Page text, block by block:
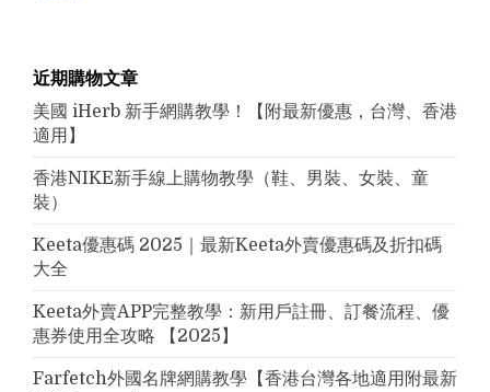
近期購物文章
美國 iHerb 新手網購教學！【附最新優惠，台灣、香港
適用】
香港NIKE新手線上購物教學（鞋、男裝、女裝、童
裝）
Keeta優惠碼 2025｜最新Keeta外賣優惠碼及折扣碼
大全
Keeta外賣APP完整教學：新用戶註冊、訂餐流程、優
惠券使用全攻略 【2025】
Farfetch外國名牌網購教學【香港台灣各地適用附最新